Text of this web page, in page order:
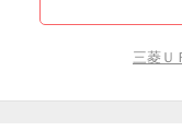
三菱Ｕ